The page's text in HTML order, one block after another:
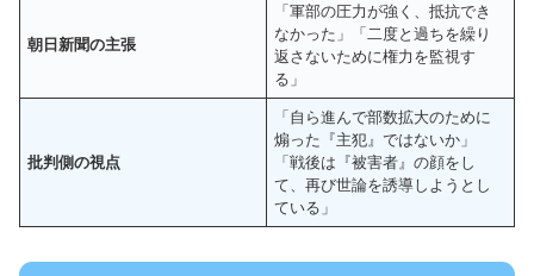
朝日新聞の主張
「軍部の圧力が強く、抵抗でき
なかった」「二度と過ちを繰り
返さないために権力を監視す
る」
批判側の視点
「自ら進んで部数拡大のために
煽った『主犯』ではないか」
「戦後は『被害者』の顔をし
て、再び世論を誘導しようとし
ている」